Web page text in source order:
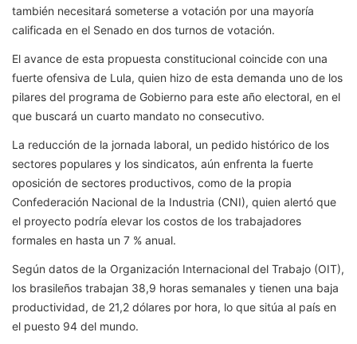
también necesitará someterse a votación por una mayoría
calificada en el Senado en dos turnos de votación.
El avance de esta propuesta constitucional coincide con una
fuerte ofensiva de Lula, quien hizo de esta demanda uno de los
pilares del programa de Gobierno para este año electoral, en el
que buscará un cuarto mandato no consecutivo.
La reducción de la jornada laboral, un pedido histórico de los
sectores populares y los sindicatos, aún enfrenta la fuerte
oposición de sectores productivos, como de la propia
Confederación Nacional de la Industria (CNI), quien alertó que
el proyecto podría elevar los costos de los trabajadores
formales en hasta un 7 % anual.
Según datos de la Organización Internacional del Trabajo (OIT),
los brasileños trabajan 38,9 horas semanales y tienen una baja
productividad, de 21,2 dólares por hora, lo que sitúa al país en
el puesto 94 del mundo.